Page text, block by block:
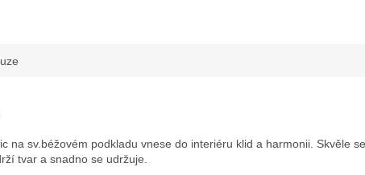
na sv.béžovém podkladu vnese do interiéru klid a harmonii. Skvěle
tvar a snadno se udržuje.